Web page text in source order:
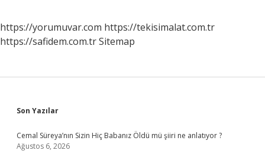
https://yorumuvar.com https://tekisimalat.com.tr
https://safidem.com.trSitemap
Sidebar
Son Yazılar
Cemal Süreya’nın Sizin Hiç Babanız Öldü mü şiiri ne anlatıyor ?
Ağustos 6, 2026